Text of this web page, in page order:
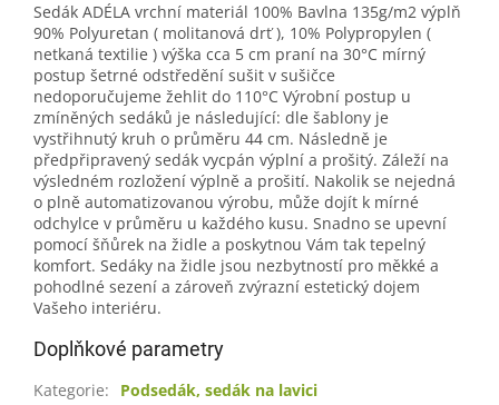
Sedák ADÉLA vrchní materiál 100% Bavlna 135g/m2 výplň
90% Polyuretan ( molitanová drť ), 10% Polypropylen (
netkaná textilie ) výška cca 5 cm praní na 30°C mírný
postup šetrné odstředění sušit v sušičce
nedoporučujeme žehlit do 110°C Výrobní postup u
zmíněných sedáků je následující: dle šablony je
vystřihnutý kruh o průměru 44 cm. Následně je
předpřipravený sedák vycpán výplní a prošitý. Záleží na
výsledném rozložení výplně a prošití. Nakolik se nejedná
o plně automatizovanou výrobu, může dojít k mírné
odchylce v průměru u každého kusu. Snadno se upevní
pomocí šňůrek na židle a poskytnou Vám tak tepelný
komfort. Sedáky na židle jsou nezbytností pro měkké a
pohodlné sezení a zároveň zvýrazní estetický dojem
Vašeho interiéru.
Doplňkové parametry
Kategorie:
Podsedák, sedák na lavici